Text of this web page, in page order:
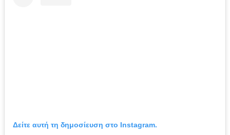
Δείτε αυτή τη δημοσίευση στο Instagram.